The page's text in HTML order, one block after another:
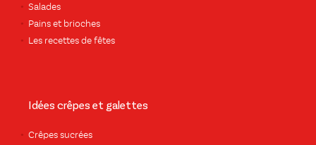
Salades
Pains et brioches
Les recettes de fêtes
Idées crêpes et galettes
Crêpes sucrées